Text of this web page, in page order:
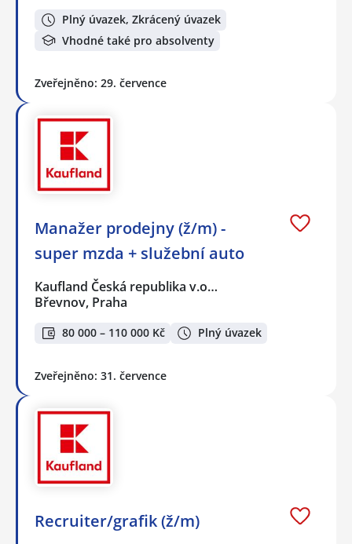
Plný úvazek, Zkrácený úvazek
Vhodné také pro absolventy
Zveřejněno: 29. července
Manažer prodejny (ž/m) -
super mzda + služební auto
Kaufland Česká republika v.o…
Břevnov, Praha
80 000 – 110 000 Kč Plný úvazek
Zveřejněno: 31. července
Recruiter/grafik (ž/m)